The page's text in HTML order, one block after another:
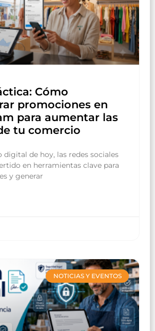
Cómo
promociones en
para aumentar las
tu comercio
digital de hoy, las redes sociales
en herramientas clave para
y generar
NOTICIAS Y EVENTOS